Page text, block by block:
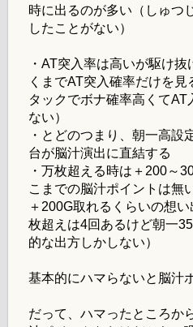
時に出るのが多い（しゅつ
したことがない）
・AT突入率は高いが駆け
くまでAT突入確率だけを
タックでボナ確率高くて
ない）
・とどのつまり、朝一高設
台が脳汁演出に直結する
・万枚超える時は＋200～
こまでの脳汁ポイントは無
＋200G取れるくらいの想
枚超えは4回あるけど朝一
的な出方しかしない）
基本的にハマらないと脳汁
だって、ハマったところか